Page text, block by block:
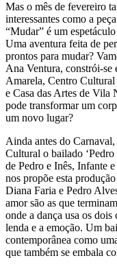
Mas o mês de fevereiro
interessantes como a
“Mudar” é um
Uma aventura feita de
prontos para mudar?
Ana Ventura, constrói-se
Amarela, Centro
e Casa das Artes de Vila
pode transformar um
um novo lugar?
Ainda antes do
Cultural o bailado ‘Pedro
de Pedro e Inês, Infante
nos propõe esta
Diana Faria e Pedro
amor são as que
onde a dança usa os
lenda e a emoção. Um
contemporânea como
que também se embala